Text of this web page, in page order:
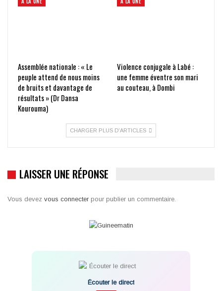
Assemblée nationale : « Le
peuple attend de nous moins
de bruits et davantage de
résultats » (Dr Dansa
Kourouma)
Violence conjugale à Labé :
une femme éventre son mari
au couteau, à Dombi
CHARGER PLUS D'ARTICLES
LAISSER UNE RÉPONSE
Vous devez vous connecter pour publier un commentaire.
Écouter le direct